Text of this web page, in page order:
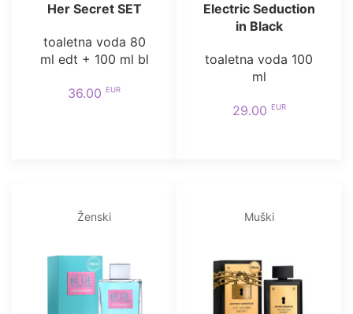
Her Secret SET
toaletna voda 80
ml edt + 100 ml bl
36.00 EUR
Electric Seduction
in Black
toaletna voda 100
ml
29.00 EUR
Ženski Muški